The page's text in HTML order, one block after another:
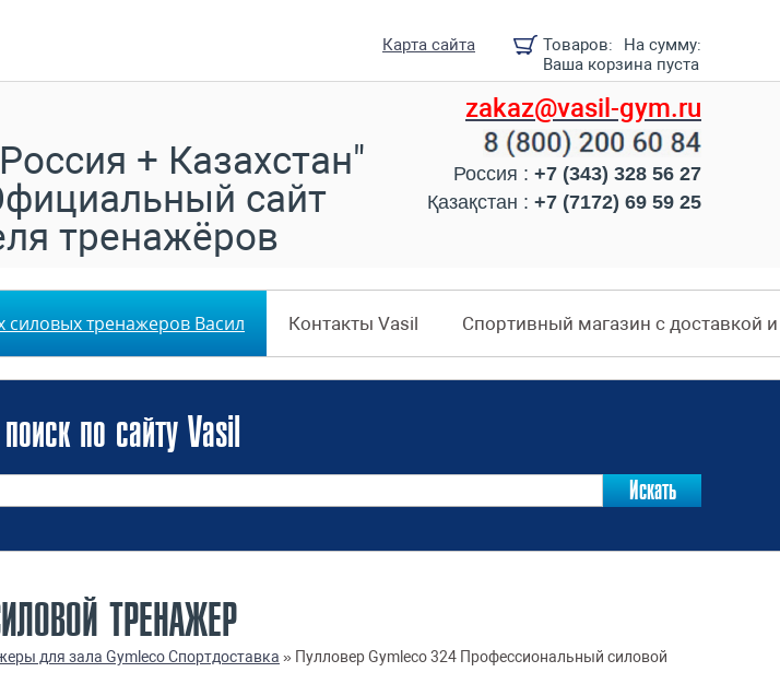
Товаров:
На сумму:
Ваша корзина пуста
Карта сайта
zakaz@vasil-gym.ru
Россия : +7 (343) 328 56 27
Қазақстан : +7 (7172) 69 59 25
+ Казахстан"
сайт
тренажёров
силовых тренажеров Васил Контакты Vasil Спортивный магазин с доставкой
по сайту Vasil
ТРЕНАЖЕР
для зала Gymleco Спортдоставка » Пулловер Gymleco 324 Профессиональный силовой